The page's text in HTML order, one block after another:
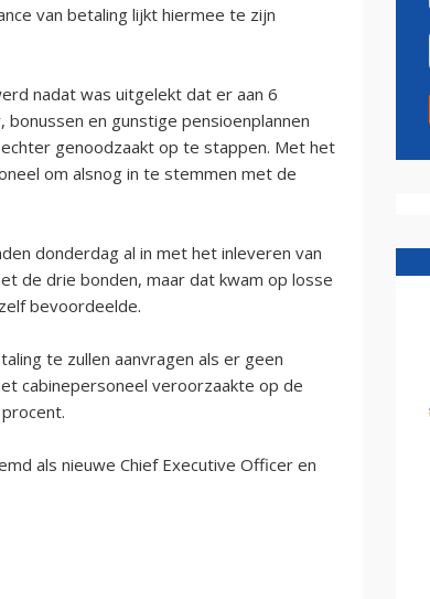
van betaling lijkt hiermee te zijn
nadat was uitgelekt dat er aan 6
bonussen en gunstige pensioenplannen
genoodzaakt op te stappen. Met het
om alsnog in te stemmen met de
donderdag al in met het inleveren van
de drie bonden, maar dat kwam op losse
bevoordeelde.
te zullen aanvragen als er geen
cabinepersoneel veroorzaakte op de
als nieuwe Chief Executive Officer en